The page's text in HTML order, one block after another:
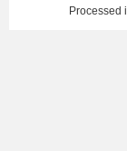
Processed